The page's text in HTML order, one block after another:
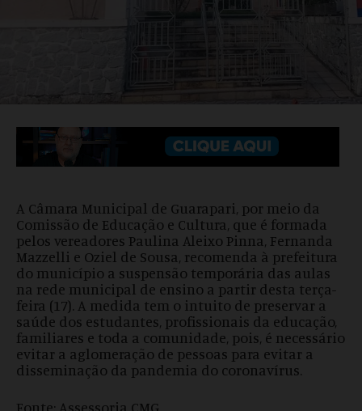
A Câmara Municipal de Guarapari, por meio da
Comissão de Educação e Cultura, que é formada
pelos vereadores Paulina Aleixo Pinna, Fernanda
Mazzelli e Oziel de Sousa, recomenda à prefeitura
do município a suspensão temporária das aulas
na rede municipal de ensino a partir desta terça-
feira (17). A medida tem o intuito de preservar a
saúde dos estudantes, profissionais da educação,
familiares e toda a comunidade, pois, é necessário
evitar a aglomeração de pessoas para evitar a
disseminação da pandemia do coronavírus.
Fonte: Assessoria CMG